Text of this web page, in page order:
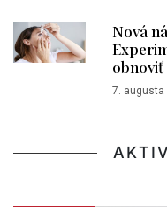
Nová
7. augusta